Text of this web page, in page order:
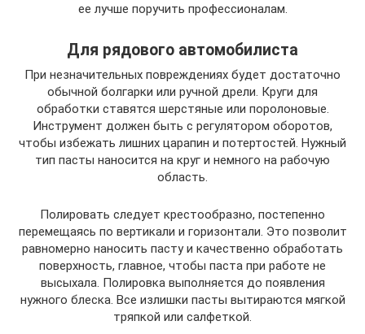
ее лучше поручить профессионалам.
Для рядового автомобилиста
При незначительных повреждениях будет достаточно
обычной болгарки или ручной дрели. Круги для
обработки ставятся шерстяные или поролоновые.
Инструмент должен быть с регулятором оборотов,
чтобы избежать лишних царапин и потертостей. Нужный
тип пасты наносится на круг и немного на рабочую
область.
Полировать следует крестообразно, постепенно
перемещаясь по вертикали и горизонтали. Это позволит
равномерно наносить пасту и качественно обработать
поверхность, главное, чтобы паста при работе не
высыхала. Полировка выполняется до появления
нужного блеска. Все излишки пасты вытираются мягкой
тряпкой или салфеткой.